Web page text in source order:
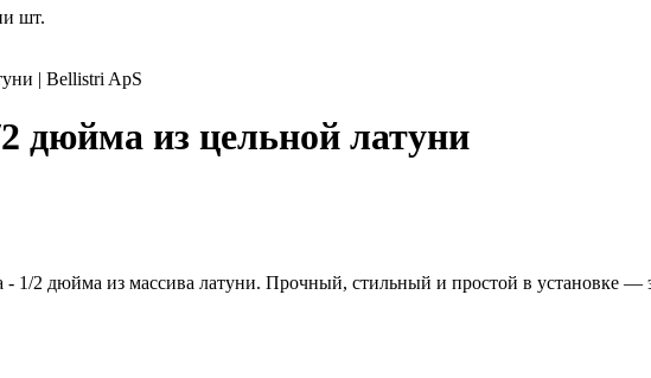
шт.
дюйма из цельной латуни
1/2 дюйма из массива латуни. Прочный, стильный и простой в установке —